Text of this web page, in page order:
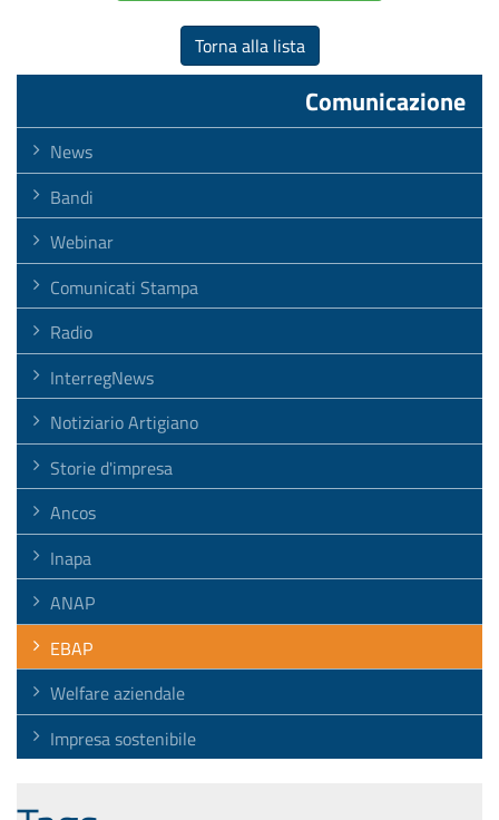
Torna alla lista
Comunicazione
News
Bandi
Webinar
Comunicati Stampa
Radio
InterregNews
Notiziario Artigiano
Storie d'impresa
Ancos
Inapa
ANAP
EBAP
Welfare aziendale
Impresa sostenibile